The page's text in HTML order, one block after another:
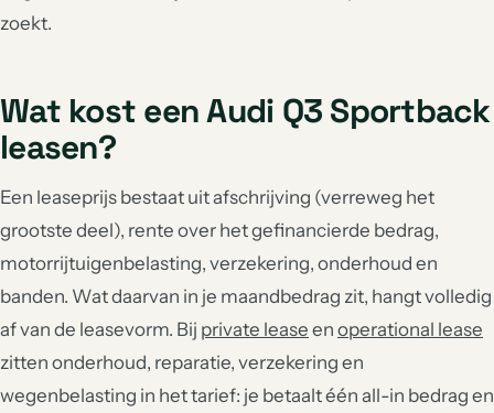
zoekt.
Wat kost een Audi Q3 Sportback
leasen?
Een leaseprijs bestaat uit afschrijving (verreweg het
grootste deel), rente over het gefinancierde bedrag,
motorrijtuigenbelasting, verzekering, onderhoud en
banden. Wat daarvan in je maandbedrag zit, hangt volledig
af van de leasevorm. Bij private lease en operational lease
zitten onderhoud, reparatie, verzekering en
wegenbelasting in het tarief: je betaalt één all-in bedrag en